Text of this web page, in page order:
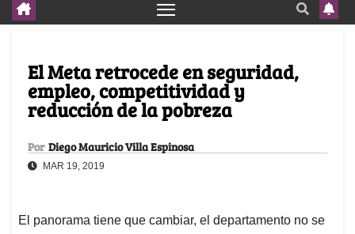
El Meta retrocede en seguridad,
empleo, competitividad y
reducción de la pobreza
Por Diego Mauricio Villa Espinosa
MAR 19, 2019
El panorama tiene que cambiar, el departamento no se